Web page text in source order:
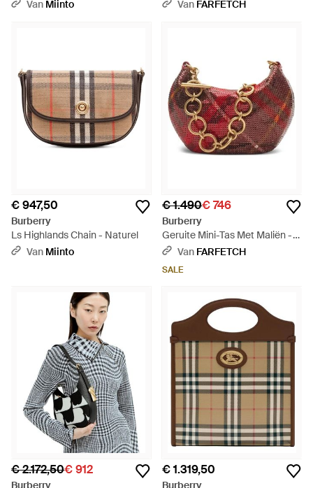
Van Miinto Van FARFETCH
€ 947,50
Burberry
Ls Highlands Chain - Naturel
Van Miinto
€ 1.490€ 746
Burberry
Geruite Mini-Tas Met Maliën -
RozeVan FARFETCH
SALE
€ 2.172,50€ 912
Burberry
€ 1.319,50
Burberry